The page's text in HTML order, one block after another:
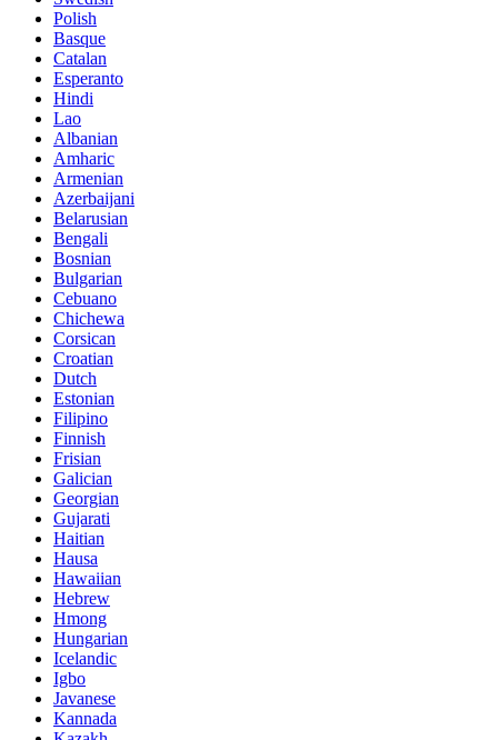
Polish
Basque
Catalan
Esperanto
Hindi
Lao
Albanian
Amharic
Armenian
Azerbaijani
Belarusian
Bengali
Bosnian
Bulgarian
Cebuano
Chichewa
Corsican
Croatian
Dutch
Estonian
Filipino
Finnish
Frisian
Galician
Georgian
Gujarati
Haitian
Hausa
Hawaiian
Hebrew
Hmong
Hungarian
Icelandic
Igbo
Javanese
Kannada